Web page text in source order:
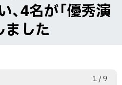
4名が「優秀演
ました
1 枚
/総
9